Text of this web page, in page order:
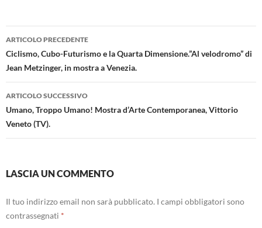
Navigazione
articolo
ARTICOLO PRECEDENTE
Ciclismo, Cubo-Futurismo e la Quarta Dimensione.”Al velodromo” di
Jean Metzinger, in mostra a Venezia.
ARTICOLO SUCCESSIVO
Umano, Troppo Umano! Mostra d’Arte Contemporanea, Vittorio
Veneto (TV).
LASCIA UN COMMENTO
Il tuo indirizzo email non sarà pubblicato. I campi obbligatori sono
contrassegnati *